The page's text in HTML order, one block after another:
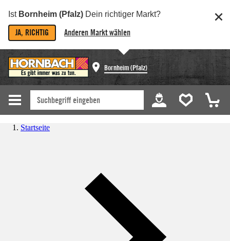
Ist Bornheim (Pfalz) Dein richtiger Markt?
JA, RICHTIG Anderen Markt wählen
Bornheim (Pfalz)
Startseite